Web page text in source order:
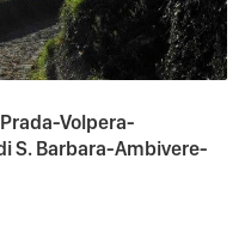
Volpera-
S. Barbara-Ambivere-